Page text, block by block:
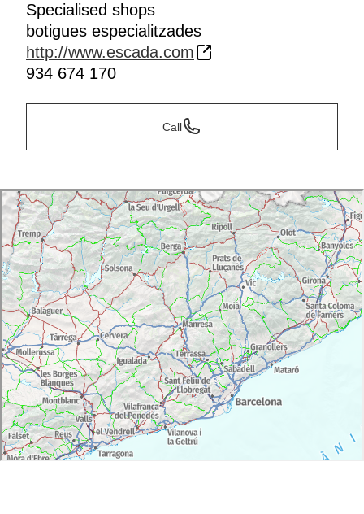
Specialised shops
botigues especialitzades
http://www.escada.com
934 674 170
Call